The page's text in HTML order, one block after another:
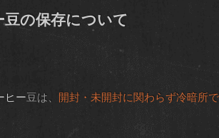
の保存について
ヒー豆は、 開封・未開封に関わらず冷暗所